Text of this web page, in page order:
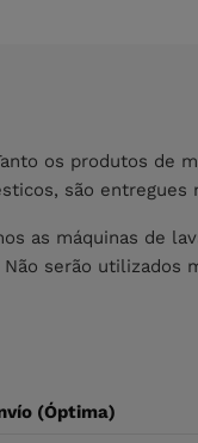
os produtos de
são entregues
as máquinas de
serão
(Óptima)